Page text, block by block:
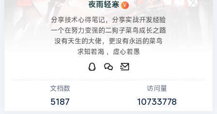
夜雨轻寒 V
分享技术心得笔记，分享实战开发经验
一个在努力变强的二狗子菜鸟成长之路
没有天生的大佬，更没有永远的菜鸟
求知若渴 ，虚心若愚
文档数
5187
访问量
10733778